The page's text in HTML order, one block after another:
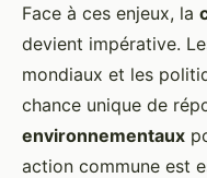
Face à ces enjeux, la
devient impérative.
mondiaux et les
chance unique de
environnementaux
action commune est